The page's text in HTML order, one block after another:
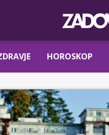
HOROSKOP